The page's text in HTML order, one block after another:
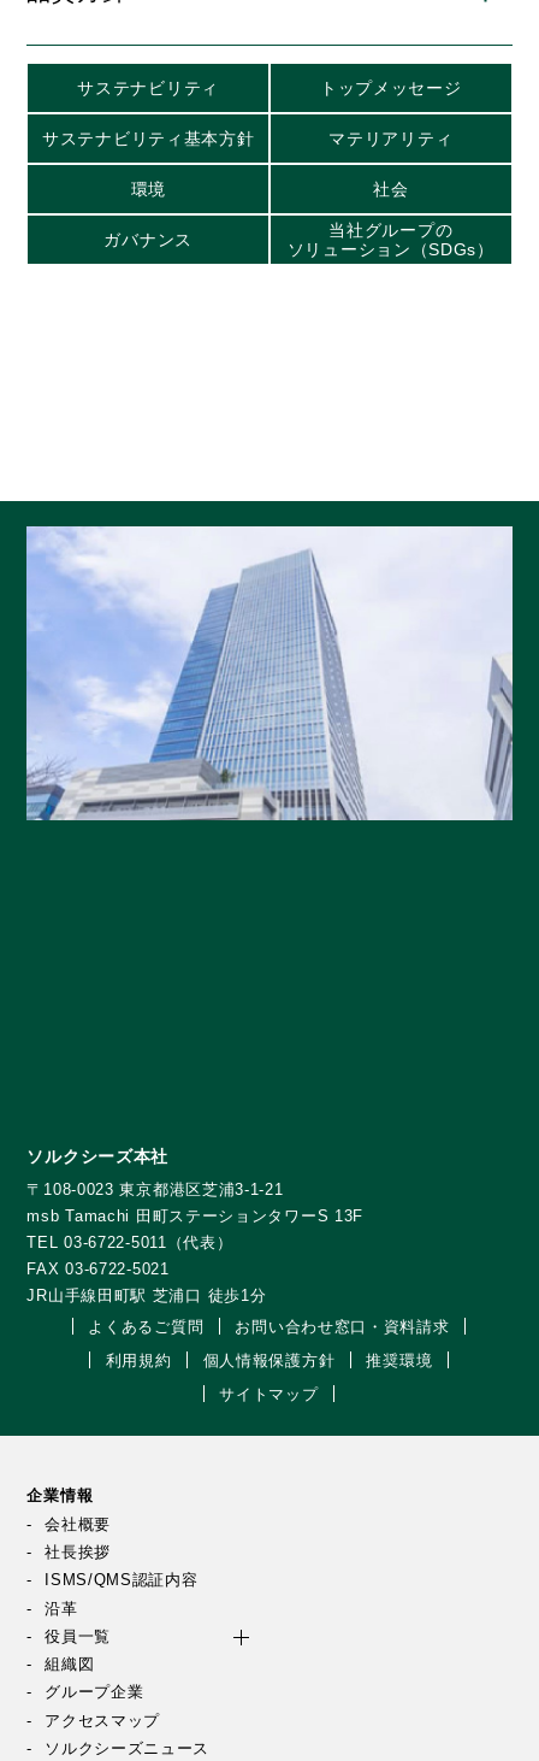
サステナビリティ トップメッセージ
サステナビリティ基本方針 マテリアリティ
環境 社会
ガバナンス
当社グループの
ソリューション（SDGs）
ソルクシーズ本社
〒108-0023 東京都港区芝浦3-1-21
msb Tamachi 田町ステーションタワーS 13F
TEL 03-6722-5011（代表）
FAX 03-6722-5021
JR山手線田町駅 芝浦口 徒歩1分
よくあるご質問
お問い合わせ窓口・資料請求
利用規約
個人情報保護方針
推奨環境
サイトマップ
企業情報
会社概要
社長挨拶
ISMS/QMS認証内容
沿革
役員一覧
組織図
グループ企業
アクセスマップ
ソルクシーズニュース